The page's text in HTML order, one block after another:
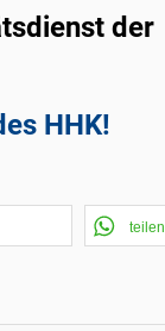
der
HHK!
teilen